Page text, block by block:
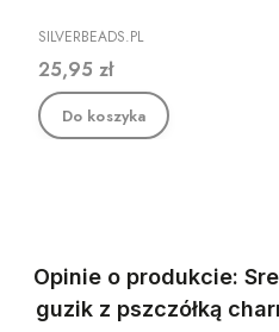
PRODUCENT
SILVERBEADS.PL
Cena
25,95 zł
Do koszyka
Opinie o produkcie:
guzik z pszczółką